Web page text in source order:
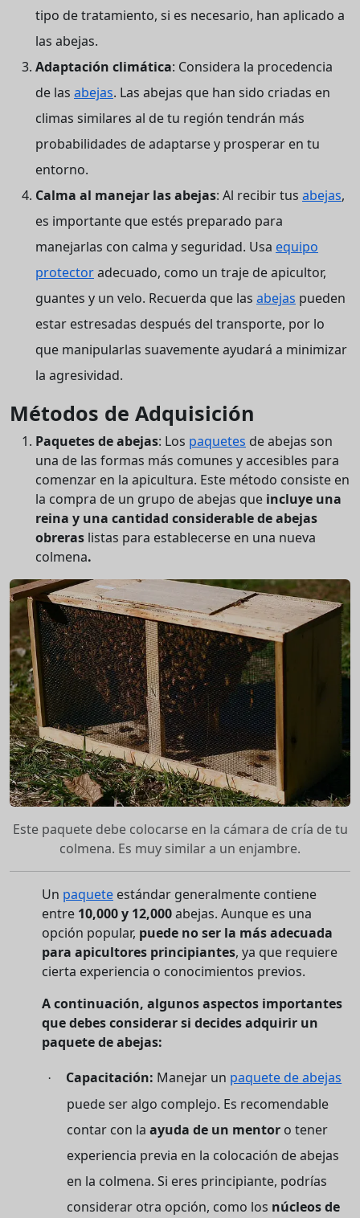
tipo de tratamiento, si es necesario, han aplicado a
las abejas.
Adaptación climática: Considera la procedencia
de las abejas. Las abejas que han sido criadas en
climas similares al de tu región tendrán más
probabilidades de adaptarse y prosperar en tu
entorno.
Calma al manejar las abejas: Al recibir tus abejas,
es importante que estés preparado para
manejarlas con calma y seguridad. Usa equipo
protectoradecuado, como un traje de apicultor,
guantes y un velo. Recuerda que las abejas pueden
estar estresadas después del transporte, por lo
que manipularlas suavemente ayudará a minimizar
la agresividad.
Métodos de Adquisición
Paquetes de abejas: Los paquetes de abejas son
una de las formas más comunes y accesibles para
comenzar en la apicultura. Este método consiste en
la compra de un grupo de abejas que incluye una
reina y una cantidad considerable de abejas
obreras listas para establecerse en una nueva
colmena.
Este paquete debe colocarse en la cámara de cría de tu
colmena. Es muy similar a un enjambre.
Un paquete estándar generalmente contiene
entre 10,000 y 12,000abejas. Aunque es una
opción popular, puede no ser la más adecuada
para apicultores principiantes, ya que requiere
cierta experiencia o conocimientos previos.
A continuación, algunos aspectos importantes
que debes considerar si decides adquirir un
paquete de abejas:
· Capacitación: Manejar un paquete de abejas
puede ser algo complejo. Es recomendable
contar con laayuda de un mentor o tener
experiencia previa en la colocación de abejas
en la colmena. Si eres principiante, podrías
considerar otra opción, como los núcleos de